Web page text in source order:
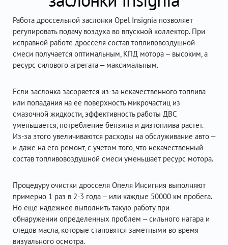
Работа дроссельной заслонки Opel Insignia позволяет
регулировать подачу воздуха во впускной коллектор. При
исправной работе дросселя состав топливовоздушной
смеси получается оптимальным, КПД мотора – высоким, а
ресурс силового агрегата – максимальным.
Если заслонка засоряется из-за некачественного топлива
или попадания на ее поверхность микрочастиц из
смазочной жидкости, эффективность работы ДВС
уменьшается, потребление бензина и дизтоплива растет.
Из-за этого увеличиваются расходы на обслуживание авто –
и даже на его ремонт, с учетом того, что некачественный
состав топливовоздушной смеси уменьшает ресурс мотора.
Процедуру очистки дросселя Опеля Инсигния выполняют
примерно 1 раз в 2-3 года – или каждые 50000 км пробега.
Но еще надежнее выполнить такую работу при
обнаружении определенных проблем – сильного нагара и
следов масла, которые становятся заметными во время
визуального осмотра.